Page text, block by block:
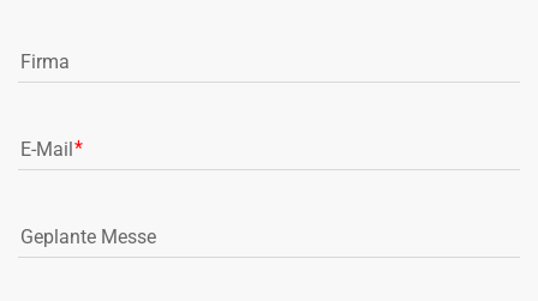
Firma
E-Mail
Geplante Messe